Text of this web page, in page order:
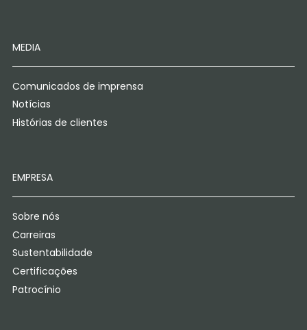
MEDIA
Comunicados de imprensa
Notícias
Histórias de clientes
EMPRESA
Sobre nós
Carreiras
Sustentabilidade
Certificações
Patrocínio